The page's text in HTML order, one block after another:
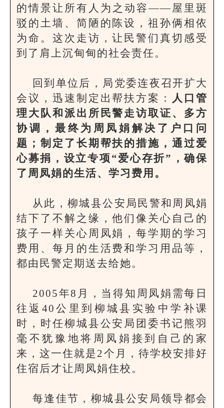
的情景让所有人为之动容——屋里斑
驳的土墙、简陋的陈设，祖孙俩相依
为命。这次走访，让民警们真切感受
到了肩上沉甸甸的社会责任。
回到单位后，局党委连夜召开扩大
会议，迅速制定出帮扶方案： 人口管
理大队和派出所民警走访取证、多方
协调，最终为周凤娟解决了户口问
题；制定了长期帮扶的措施，通过爱
心募捐，设立专项“爱心存折”，确保
了周凤娟的生活、学习费用。
从此，柳城县公安局民警和周凤娟
结下了不解之缘，他们像关心自己的
孩子一样关心周凤娟，每学期的学习
费用、每月的生活费和学习用品等，
都由民警定期送去给她。
2005年8月，当得知周凤娟需每日
往返40公里到柳城县实验中学补课
时，时任柳城县公安局团委书记熊羽
毫不犹豫地将周凤娟接到自己的家
来，这一住就是2个月，待学校安排好
住宿后才让周凤娟住校。
每逢佳节，柳城县公安局领导都会